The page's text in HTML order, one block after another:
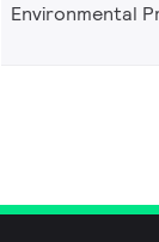
Environmental